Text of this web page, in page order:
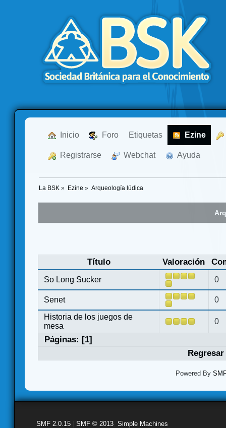
Inicio Foro Etiquetas Ezine
Registrarse Webchat Ayuda
La BSK » Ezine » Arqueología lúdica
Título Valoración
So Long Sucker 0
Senet
0
Historia de los juegos de
mesa
0
Páginas: [1]
Powered By
SMF 2.0.15 SMF © 2013 Simple Machines